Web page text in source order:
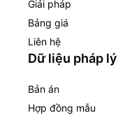
Giải pháp
Bảng giá
Liên hệ
Dữ liệu pháp lý
Bản án
Hợp đồng mẫu